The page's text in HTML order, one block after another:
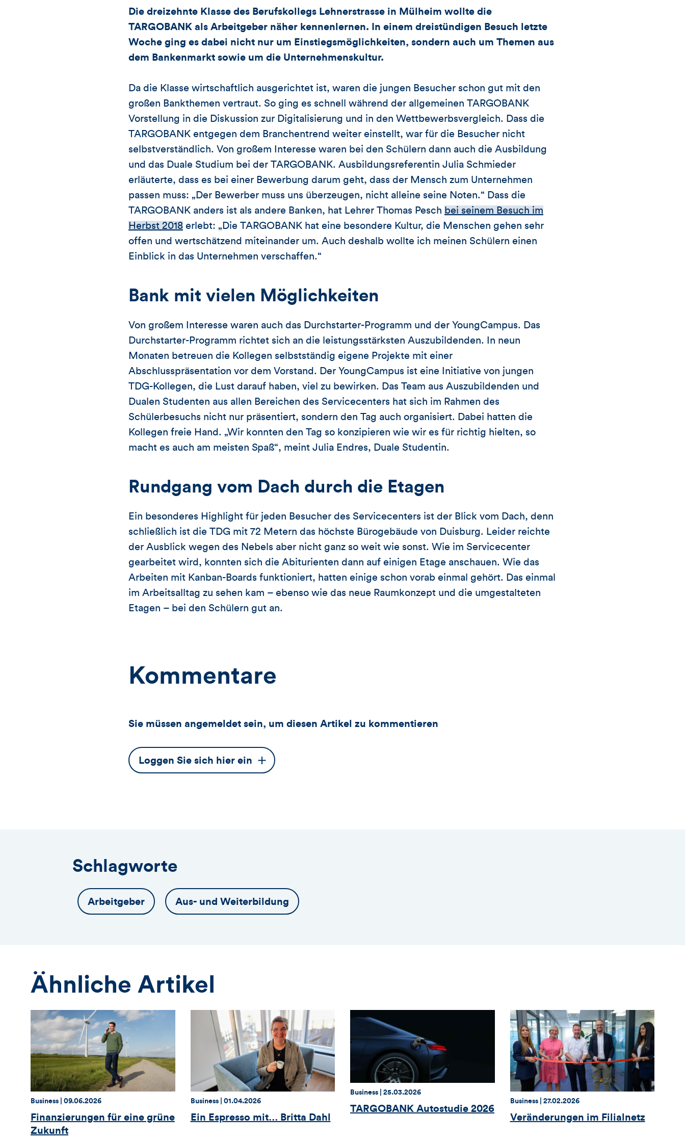
dieses
Artikels
Die dreizehnte Klasse des Berufskollegs Lehnerstrasse in Mülheim wollte die
TARGOBANK als Arbeitgeber näher kennenlernen. In einem dreistündigen Besuch letzte
Woche ging es dabei nicht nur um Einstiegsmöglichkeiten, sondern auch um Themen aus
dem Bankenmarkt sowie um die Unternehmenskultur.
Da die Klasse wirtschaftlich ausgerichtet ist, waren die jungen Besucher schon gut mit den
großen Bankthemen vertraut. So ging es schnell während der allgemeinen TARGOBANK
Vorstellung in die Diskussion zur Digitalisierung und in den Wettbewerbsvergleich. Dass die
TARGOBANK entgegen dem Branchentrend weiter einstellt, war für die Besucher nicht
selbstverständlich. Von großem Interesse waren bei den Schülern dann auch die Ausbildung
und das Duale Studium bei der TARGOBANK. Ausbildungsreferentin Julia Schmieder
erläuterte, dass es bei einer Bewerbung darum geht, dass der Mensch zum Unternehmen
passen muss: „Der Bewerber muss uns überzeugen, nicht alleine seine Noten.“ Dass die
TARGOBANK anders ist als andere Banken, hat Lehrer Thomas Pesch bei seinem Besuch im
Herbst 2018 erlebt: „Die TARGOBANK hat eine besondere Kultur, die Menschen gehen sehr
offen und wertschätzend miteinander um. Auch deshalb wollte ich meinen Schülern einen
Einblick in das Unternehmen verschaffen.“
Bank mit vielen Möglichkeiten
Von großem Interesse waren auch das Durchstarter-Programm und der YoungCampus. Das
Durchstarter-Programm richtet sich an die leistungsstärksten Auszubildenden. In neun
Monaten betreuen die Kollegen selbstständig eigene Projekte mit einer
Abschlusspräsentation vor dem Vorstand. Der YoungCampus ist eine Initiative von jungen
TDG-Kollegen, die Lust darauf haben, viel zu bewirken. Das Team aus Auszubildenden und
Dualen Studenten aus allen Bereichen des Servicecenters hat sich im Rahmen des
Schülerbesuchs nicht nur präsentiert, sondern den Tag auch organisiert. Dabei hatten die
Kollegen freie Hand. „Wir konnten den Tag so konzipieren wie wir es für richtig hielten, so
macht es auch am meisten Spaß“, meint Julia Endres, Duale Studentin.
Rundgang vom Dach durch die Etagen
Ein besonderes Highlight für jeden Besucher des Servicecenters ist der Blick vom Dach, denn
schließlich ist die TDG mit 72 Metern das höchste Bürogebäude von Duisburg. Leider reichte
der Ausblick wegen des Nebels aber nicht ganz so weit wie sonst. Wie im Servicecenter
gearbeitet wird, konnten sich die Abiturienten dann auf einigen Etage anschauen. Wie das
Arbeiten mit Kanban-Boards funktioniert, hatten einige schon vorab einmal gehört. Das einmal
im Arbeitsalltag zu sehen kam – ebenso wie das neue Raumkonzept und die umgestalteten
Etagen – bei den Schülern gut an.
Kommentare
Sie müssen angemeldet sein, um diesen Artikel zu kommentieren
Dieser
Button
Loggen Sie sich hier ein
Schlagworte
Arbeitgeber Aus- und Weiterbildung
Ähnliche Artikel
Thema:
Business | Datum:
09.06.2026
Finanzierungen für eine grüne
Zukunft
Thema:
Business | Datum:
01.04.2026
Ein Espresso mit… Britta Dahl
Thema:
Business | Datum:
25.03.2026
TARGOBANK Autostudie 2026
Thema:
Business | Datum:
27.02.2026
Veränderungen im Filialnetz